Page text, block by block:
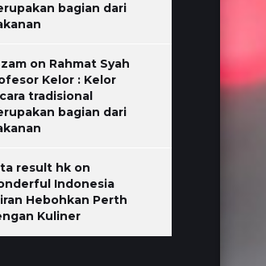
bagian dari
on Rahmat Syah
Kelor : Kelor
tradisional
bagian dari
result hk on
Indonesia
Hebohkan Perth
Kuliner